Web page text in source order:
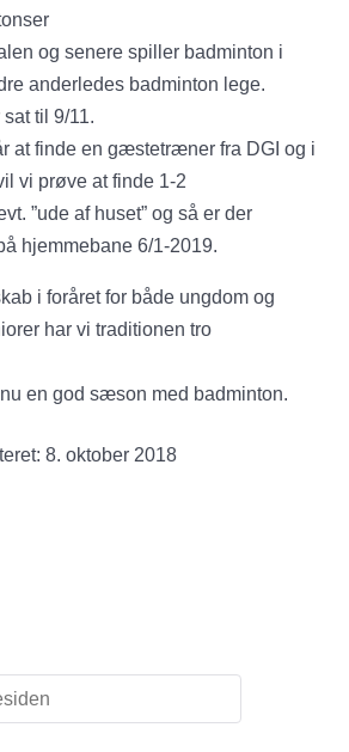
og senere spiller badminton i
anderledes badminton lege.
til 9/11.
at finde en gæstetræner fra DGI og i
vi prøve at finde 1-2
”ude af huset” og så er der
hjemmebane 6/1-2019.
i foråret for både ungdom og
har vi traditionen tro
en god sæson med badminton.
8. oktober 2018